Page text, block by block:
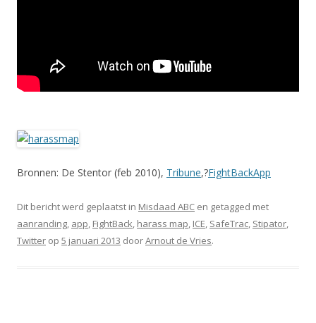
Bronnen: De Stentor (feb 2010), Tribune,?FightBackApp
Dit bericht werd geplaatst in Misdaad ABC en getagged met
aanranding, app, FightBack, harass map, ICE, SafeTrac, Stipator,
Twitter op 5 januari 2013 doorArnout de Vries.